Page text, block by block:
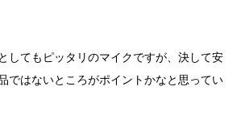
してもピッタリのマイクですが、決して安
ではないところがポイントかなと思ってい